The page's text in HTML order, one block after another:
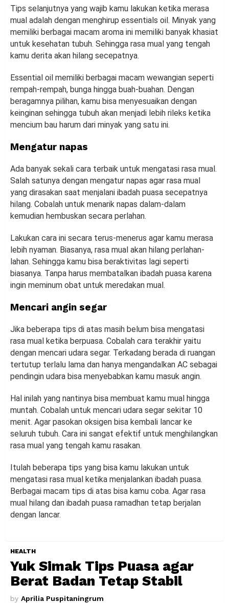
Tips selanjutnya yang wajib kamu lakukan ketika merasa
mual adalah dengan menghirup essentials oil. Minyak yang
memiliki berbagai macam aroma ini memiliki banyak khasiat
untuk kesehatan tubuh. Sehingga rasa mual yang tengah
kamu derita akan hilang secepatnya.
Essential oil memiliki berbagai macam wewangian seperti
rempah-rempah, bunga hingga buah-buahan. Dengan
beragamnya pilihan, kamu bisa menyesuaikan dengan
keinginan sehingga tubuh akan menjadi lebih rileks ketika
mencium bau harum dari minyak yang satu ini.
Mengatur napas
Ada banyak sekali cara terbaik untuk mengatasi rasa mual.
Salah satunya dengan mengatur napas agar rasa mual
yang dirasakan saat menjalani ibadah puasa secepatnya
hilang. Cobalah untuk menarik napas dalam-dalam
kemudian hembuskan secara perlahan.
Lakukan cara ini secara terus-menerus agar kamu merasa
lebih nyaman. Biasanya, rasa mual akan hilang perlahan-
lahan. Sehingga kamu bisa beraktivitas lagi seperti
biasanya. Tanpa harus membatalkan ibadah puasa karena
ingin meminum obat untuk meredakan mual.
Mencari angin segar
Jika beberapa tips di atas masih belum bisa mengatasi
rasa mual ketika berpuasa. Cobalah cara terakhir yaitu
dengan mencari udara segar. Terkadang berada di ruangan
tertutup terlalu lama dan hanya mengandalkan AC sebagai
pendingin udara bisa menyebabkan kamu masuk angin.
Hal inilah yang nantinya bisa membuat kamu mual hingga
muntah. Cobalah untuk mencari udara segar sekitar 10
menit. Agar pasokan oksigen bisa kembali lancar ke
seluruh tubuh. Cara ini sangat efektif untuk menghilangkan
rasa mual yang tengah kamu rasakan.
Itulah beberapa tips yang bisa kamu lakukan untuk
mengatasi rasa mual ketika menjalankan ibadah puasa.
Berbagai macam tips di atas bisa kamu coba. Agar rasa
mual hilang dan ibadah puasa ramadhan tetap berjalan
dengan lancar.
HEALTH
Yuk Simak Tips Puasa agar
Berat Badan Tetap Stabil
by Aprilia Puspitaningrum